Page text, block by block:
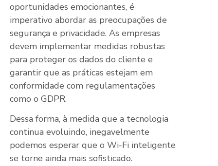
oportunidades emocionantes, é
imperativo abordar as preocupações de
segurança e privacidade. As empresas
devem implementar medidas robustas
para proteger os dados do cliente e
garantir que as práticas estejam em
conformidade com regulamentações
como o GDPR.
Dessa forma, à medida que a tecnologia
continua evoluindo, inegavelmente
podemos esperar que o Wi-Fi inteligente
se torne ainda mais sofisticado.